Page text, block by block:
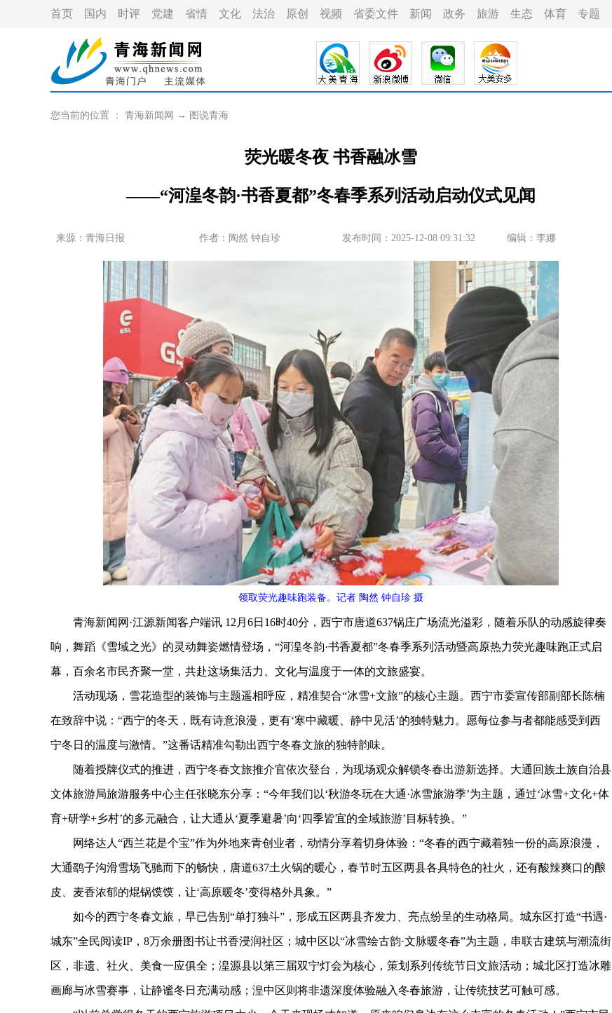
首页 国内 时评 党建 省情 文化 法治 原创 视频 省委文件 新闻 政务 旅游 生态 体育 专题
您当前的位置 ： 青海新闻网 → 图说青海
荧光暖冬夜 书香融冰雪
——“河湟冬韵·书香夏都”冬春季系列活动启动仪式见闻
来源：青海日报 作者： 陶然 钟自珍 发布时间：2025-12-08 09:31:32 编辑：李娜
领取荧光趣味跑装备。记者 陶然 钟自珍 摄
青海新闻网·江源新闻客户端讯 12月6日16时40分，西宁市唐道637锅庄广场流光溢彩，随着乐队的动感旋律奏
响，舞蹈《雪域之光》的灵动舞姿燃情登场，“河湟冬韵·书香夏都”冬春季系列活动暨高原热力荧光趣味跑正式启
幕，百余名市民齐聚一堂，共赴这场集活力、文化与温度于一体的文旅盛宴。
活动现场，雪花造型的装饰与主题遥相呼应，精准契合“冰雪+文旅”的核心主题。西宁市委宣传部副部长陈楠
在致辞中说：“西宁的冬天，既有诗意浪漫，更有‘寒中藏暖、静中见活’的独特魅力。愿每位参与者都能感受到西
宁冬日的温度与激情。”这番话精准勾勒出西宁冬春文旅的独特韵味。
随着授牌仪式的推进，西宁冬春文旅推介官依次登台，为现场观众解锁冬春出游新选择。大通回族土族自治县
文体旅游局旅游服务中心主任张晓东分享：“今年我们以‘秋游冬玩在大通·冰雪旅游季’为主题，通过‘冰雪+文化+体
育+研学+乡村’的多元融合，让大通从‘夏季避暑’向‘四季皆宜的全域旅游’目标转换。”
网络达人“西兰花是个宝”作为外地来青创业者，动情分享着切身体验：“冬春的西宁藏着独一份的高原浪漫，
大通鹞子沟滑雪场飞驰而下的畅快，唐道637土火锅的暖心，春节时五区两县各具特色的社火，还有酸辣爽口的酿
皮、麦香浓郁的焜锅馍馍，让‘高原暖冬’变得格外具象。”
如今的西宁冬春文旅，早已告别“单打独斗”，形成五区两县齐发力、亮点纷呈的生动格局。城东区打造“书遇·
城东”全民阅读IP，8万余册图书让书香浸润社区；城中区以“冰雪绘古韵·文脉暖冬春”为主题，串联古建筑与潮流街
区，非遗、社火、美食一应俱全；湟源县以第三届双宁灯会为核心，策划系列传统节日文旅活动；城北区打造冰雕
画廊与冰雪赛事，让静谧冬日充满动感；湟中区则将非遗深度体验融入冬春旅游，让传统技艺可触可感。